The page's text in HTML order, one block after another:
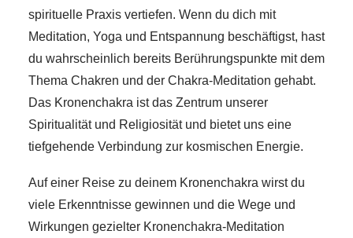
spirituelle Praxis vertiefen. Wenn du dich mit
Meditation, Yoga und Entspannung beschäftigst, hast
du wahrscheinlich bereits Berührungspunkte mit dem
Thema Chakren und der Chakra-Meditation gehabt.
Das Kronenchakra ist das Zentrum unserer
Spiritualität und Religiosität und bietet uns eine
tiefgehende Verbindung zur kosmischen Energie.
Auf einer Reise zu deinem Kronenchakra wirst du
viele Erkenntnisse gewinnen und die Wege und
Wirkungen gezielter Kronenchakra-Meditation